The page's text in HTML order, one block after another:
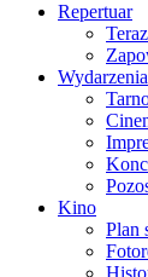
Repertuar
Wydarzenia
Kino
Plan